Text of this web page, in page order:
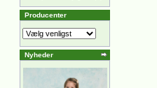
Producenter
Nyheder